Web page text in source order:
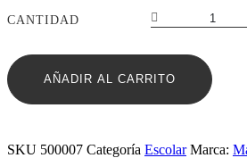
CANTIDAD
COLOR
MAPED
WOOD
X12
4MM
cantidad
AÑADIR AL CARRITO
SKU 500007 Categoría Escolar Marca: